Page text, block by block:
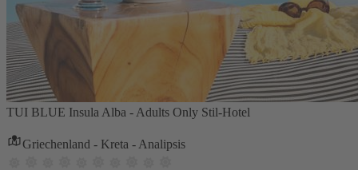
TUI BLUE Insula Alba - Adults Only Stil-Hotel
Griechenland - Kreta - Analipsis